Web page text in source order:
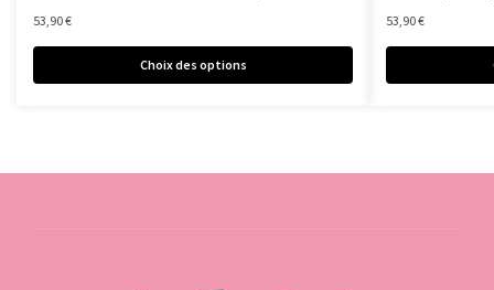
53,90€
Choix des options
53,90€